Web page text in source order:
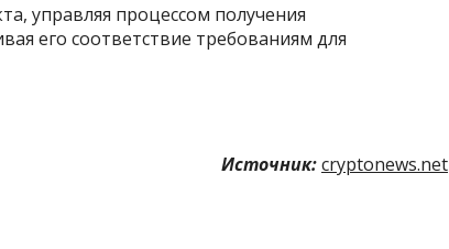
управляя процессом получения
его соответствие требованиям для
Источник:cryptonews.net